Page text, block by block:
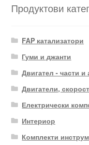
Продуктови
FAP катализатори
Гуми и джанти
Двигател - части и
Двигатели,
Електрически
Интериор
Комплекти